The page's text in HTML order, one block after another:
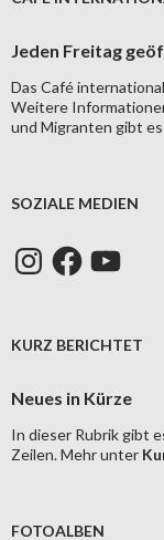
Jeden Freitag
Das Café
Weitere
und Migranten gibt es
SOZIALE MEDIEN
InstagramFacebookYouTube
KURZ BERICHTET
Neues in Kürze
In dieser Rubrik gibt
Zeilen. Mehr unter
FOTOALBEN